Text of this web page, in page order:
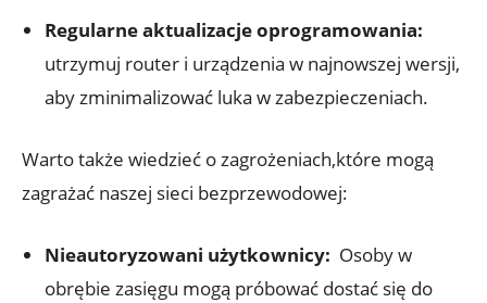
Regularne aktualizacje oprogramowania:
utrzymuj ⁣router i urządzenia w najnowszej wersji,
aby zminimalizować luka w zabezpieczeniach.
Warto także ‌wiedzieć​ o ‍zagrożeniach,które mogą‍
zagrażać ​naszej sieci‍ bezprzewodowej:
Nieautoryzowani ⁣użytkownicy: ‌ Osoby⁢ w‌
obrębie ‌zasięgu mogą próbować dostać się do​